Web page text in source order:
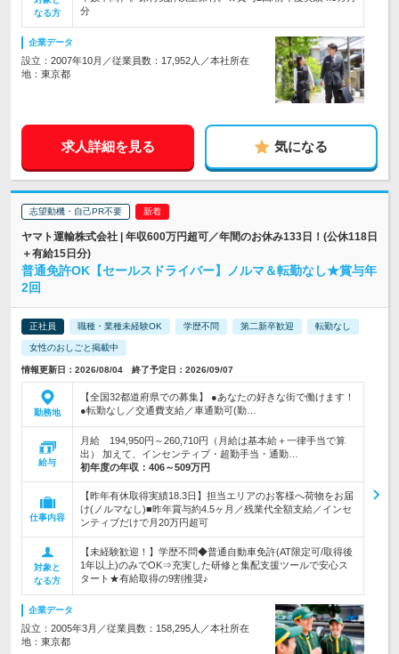
なる方
分
企業データ
設立：2007年10月／従業員数：17,952人／本社所在
地：東京都
求人詳細を見る 気になる
志望動機・自己PR不要
ヤマト運輸株式会社 | 年収600万円超可／年間のお休み133日！(公休118日
＋有給15日分)
普通免許OK【セールスドライバー】ノルマ＆転勤なし★賞与年
2回
正社員 職種・業種未経験OK 学歴不問 第二新卒歓迎 転勤なし
女性のおしごと掲載中
情報更新日：2026/08/04 終了予定日：2026/09/07
勤務地
【全国32都道府県での募集】 ●あなたの好きな街で働けます！
●転勤なし／交通費支給／車通勤可(勤…
給与
月給 194,950円～260,710円（月給は基本給＋一律手当で算
出） 加えて、インセンティブ・超勤手当・通勤…
初年度の年収： 406～509万円
仕事内容
【昨年有休取得実績18.3日】担当エリアのお客様へ荷物をお届
け(ノルマなし)■昨年賞与約4.5ヶ月／残業代全額支給／インセ
ンティブだけで月20万円超可
対象と
なる方
【未経験歓迎！】学歴不問◆普通自動車免許(AT限定可/取得後
1年以上)のみでOK⇒充実した研修と集配支援ツールで安心ス
タート★有給取得の9割推奨♪
企業データ
設立：2005年3月／従業員数：158,295人／本社所在
地：東京都